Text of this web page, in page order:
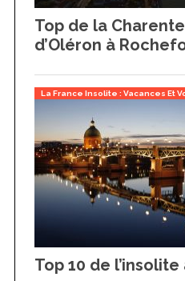
Top de la
d’Oléron à
La France Insolite : Vacances Et
Top 10 de